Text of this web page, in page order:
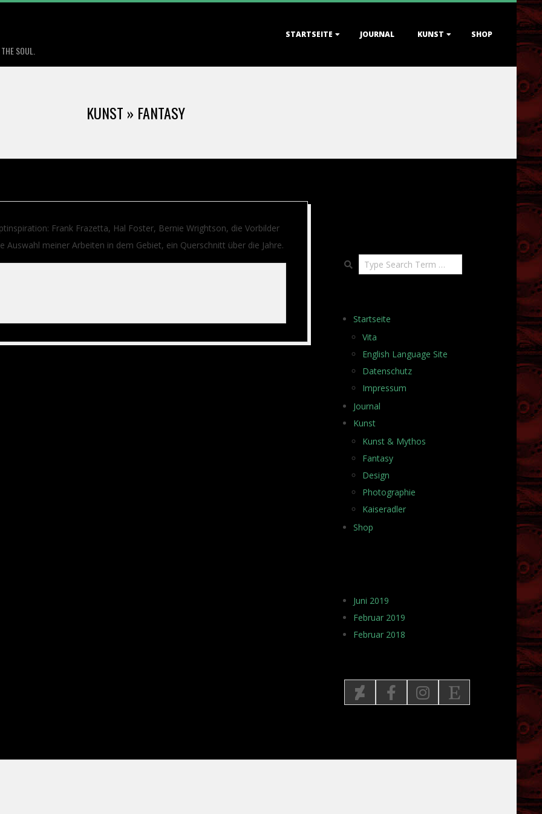
SOUL.
STARTSEITE JOURNAL KUNST SHOP
KUNST » FANTASY
Frank Frazetta, Hal Foster, Bernie Wrightson, die Vorbilder
Auswahl meiner Arbeiten in dem Gebiet, ein Querschnitt über die Jahre.
Search
Startseite
Vita
English Language Site
Datenschutz
Impressum
Journal
Kunst
Kunst & Mythos
Fantasy
Design
Photographie
Kaiseradler
Shop
Juni 2019
Februar 2019
Februar 2018